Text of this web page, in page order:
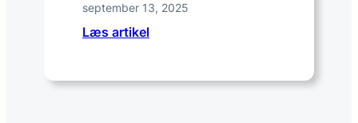
d
e
september 13, 2025
Læs artikel: